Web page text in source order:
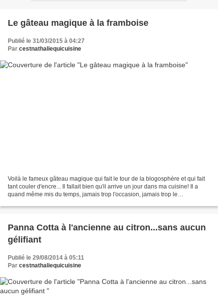
Le gâteau magique à la framboise
Publié le 31/03/2015 à 04:27
Par cestnathaliequicuisine
Voilà le fameux gâteau magique qui fait le tour de la blogosphère et qui fait
tant couler d'encre... Il fallait bien qu'il arrive un jour dans ma cuisine! Il a
quand même mis du temps, jamais trop l'occasion, jamais trop le
Panna Cotta à l'ancienne au citron...sans aucun
gélifiant
Publié le 29/08/2014 à 05:11
Par cestnathaliequicuisine